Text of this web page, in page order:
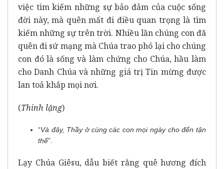
việc tìm kiếm những sự bảo đảm của cuộc sống
đời này, mà quên mất đi điều quan trọng là tìm
kiếm những sự trên trời. Nhiều lần chúng con đã
quên đi sứ mạng mà Chúa trao phó lại cho chúng
con đó là sống và làm chứng cho Chúa, hầu làm
cho Danh Chúa và những giá trị Tin mừng được
lan toả khắp mọi nơi.
(Thinh lặng)
“Và đây, Thầy ở cùng các con mọi ngày cho đến tận
thế”.
Lạy Chúa Giêsu, dẫu biết rằng quê hương đích